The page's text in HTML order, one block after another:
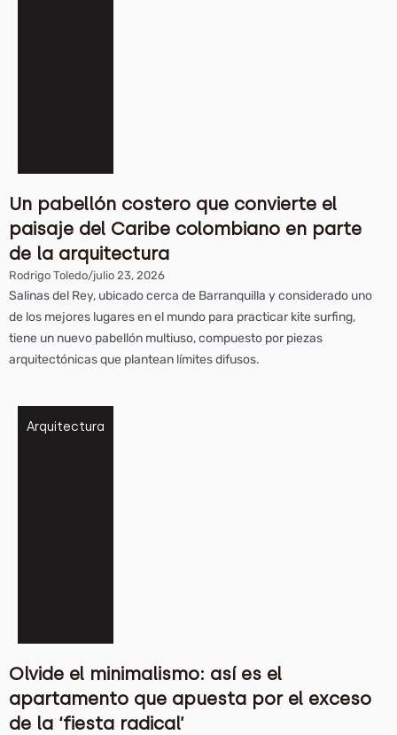
Un pabellón costero que convierte el
paisaje del Caribe colombiano en parte
de la arquitectura
Rodrigo Toledo/julio 23, 2026
Salinas del Rey, ubicado cerca de Barranquilla y considerado uno
de los mejores lugares en el mundo para practicar kite surfing,
tiene un nuevo pabellón multiuso, compuesto por piezas
arquitectónicas que plantean límites difusos.
Arquitectura
Olvide el minimalismo: así es el
apartamento que apuesta por el exceso
de la ‘fiesta radical’